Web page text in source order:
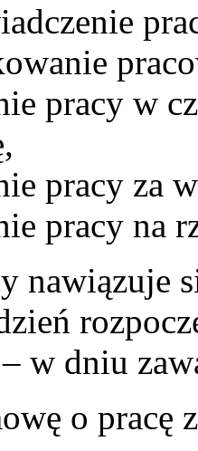
pracy w
pracy za
pracy na
nawiązuje
w dniu
o pracę